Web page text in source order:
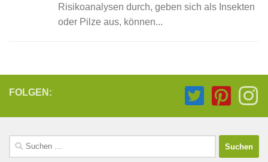
Risikoanalysen durch, geben sich als Insekten
oder Pilze aus, können...
FOLGEN:
Suchen
nach: